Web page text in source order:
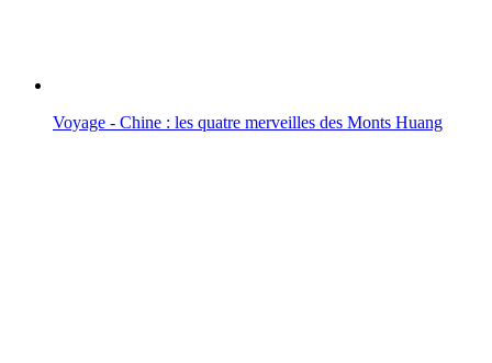
Voyage - Chine : les quatre merveilles des Monts Huang